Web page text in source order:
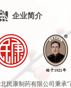
企业简介
民康制药有限公司秉承